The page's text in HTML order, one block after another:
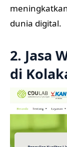
dunia digital.
2. Jasa
di